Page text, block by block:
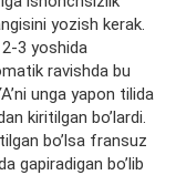
yozish kerak.
2-3 yoshida
ravishda bu
unga yapon tilida
kiritilgan bo’lardi.
bo’lsa fransuz
gapiradigan bo’lib